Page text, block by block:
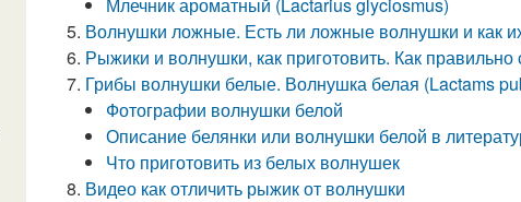
Волнушки ложные. Есть ли ложные волнушки и как
Рыжики и волнушки, как приготовить. Как правильно
Грибы волнушки белые. Волнушка белая (Lactams
Фотографии волнушки белой
Описание белянки или волнушки белой в
Что приготовить из белых волнушек
Видео как отличить рыжик от волнушки